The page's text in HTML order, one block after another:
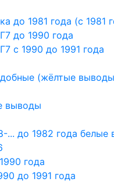
до 1981 года (с 1981
до 1990 года
с 1990 до 1991 года
(жёлтые
выводы
... до 1982 года белые
года
до 1991 года